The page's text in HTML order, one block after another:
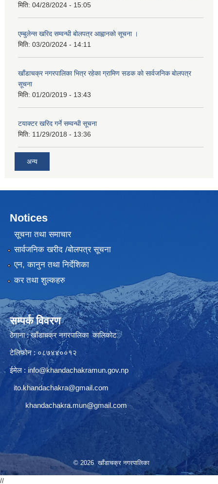
मिति: 04/28/2024 - 15:05
एम्बुलेन्स खरिद सम्वन्धी बाेलपत्र आह्वानकाे सूचना ।
मिति: 03/20/2024 - 14:11
खाँडाचक्र नगरपालिका भित्र रहेका ग्रामिण सडक काे सार्वजनिक बाेलपत्र
सूचना
मिति: 01/20/2019 - 13:43
टयाक्टर खरिद गर्ने सम्वन्धी सूचना
मिति: 11/29/2018 - 13:36
अन्य
Notices
सूचना तथा समाचार
सार्वजनिक खरीद /बोलपत्र सूचना
एन, कानुन तथा निर्देशिका
कर तथा शुल्कहरु
सम्पर्क विवरण
ठेगाना : खाँडाचक्र नगरपालिका कालिकाेट
टेलिफोन : ०८७४४००१२
ईमेल : info@khandachakramun.gov.np
ito.khandachakra@gmail.com
khandachakra.mun@gmail.com
© 2026 खाँडाचक्र नगरपालिका
//